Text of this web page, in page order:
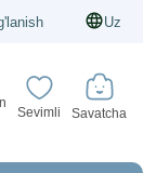
Uz
Sevimli Savatcha